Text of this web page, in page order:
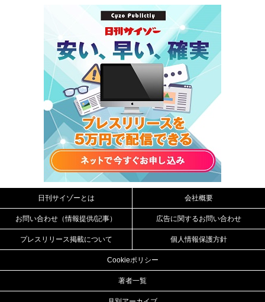
日刊サイゾーとは 会社概要
お問い合わせ（情報提供/記事） 広告に関するお問い合わせ
プレスリリース掲載について 個人情報保護方針
Cookieポリシー
著者一覧